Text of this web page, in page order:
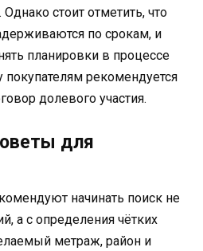
стоит отметить, что
по срокам, и
планировки в процессе
покупателям рекомендуется
долевого участия.
для
начинать поиск не
а с определения чётких
метраж, район и